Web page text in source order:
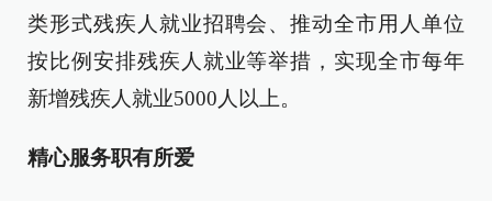
类形式残疾人就业招聘会、推动全市用人单位
按比例安排残疾人就业等举措，实现全市每年
新增残疾人就业5000人以上。
精心服务职有所爱